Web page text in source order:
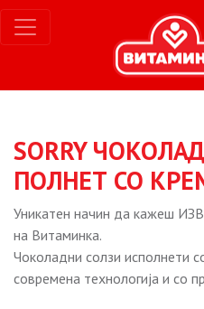
SORRY
ПОЛНЕТ СО
Уникатен начин да кажеш
на Витаминка.
Чоколадни солзи исполнети
современа технологија и со